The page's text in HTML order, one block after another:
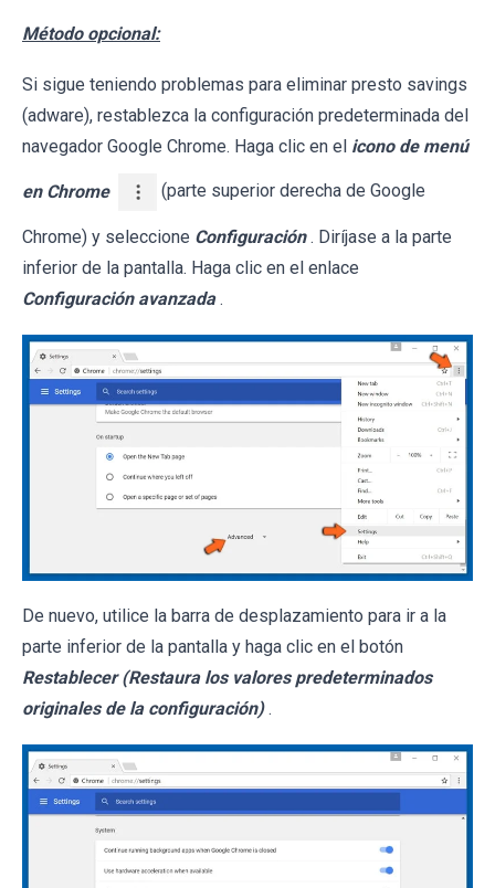
Método opcional:
Si sigue teniendo problemas para eliminar presto savings
(adware), restablezca la configuración predeterminada del
navegador Google Chrome. Haga clic en el icono de menú
en Chrome (parte superior derecha de Google
Chrome) y seleccione Configuración . Diríjase a la parte
inferior de la pantalla. Haga clic en el enlace
Configuración avanzada .
De nuevo, utilice la barra de desplazamiento para ir a la
parte inferior de la pantalla y haga clic en el botón
Restablecer (Restaura los valores predeterminados
originales de la configuración) .